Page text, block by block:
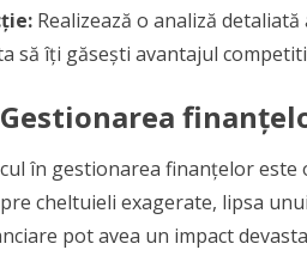
Realizează o analiză
să îți găsești avantajul
Gestionarea
în gestionarea finanțelor
cheltuieli exagerate, lipsa
pot avea un impact